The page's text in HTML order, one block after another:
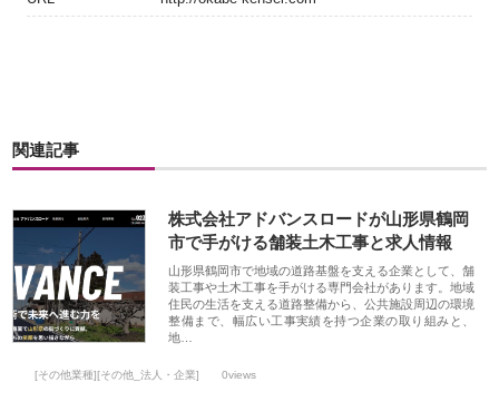
関連記事
株式会社アドバンスロードが山形県鶴岡
市で手がける舗装土木工事と求人情報
山形県鶴岡市で地域の道路基盤を支える企業として、舗
装工事や土木工事を手がける専門会社があります。地域
住民の生活を支える道路整備から、公共施設周辺の環境
整備まで、幅広い工事実績を持つ企業の取り組みと、
地…
[その他業種][その他_法人・企業] 0views